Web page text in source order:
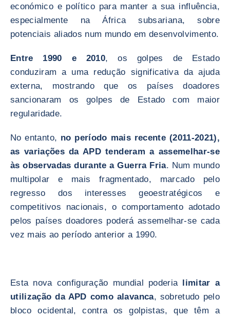
económico e político para manter a sua influência,
especialmente na África subsariana, sobre
potenciais aliados num mundo em desenvolvimento.
Entre 1990 e 2010, os golpes de Estado
conduziram a uma redução significativa da ajuda
externa, mostrando que os países doadores
sancionaram os golpes de Estado com maior
regularidade.
No entanto, no período mais recente (2011-2021),
as variações da APD tenderam a assemelhar-se
às observadas durante a Guerra Fria. Num mundo
multipolar e mais fragmentado, marcado pelo
regresso dos interesses geoestratégicos e
competitivos nacionais, o comportamento adotado
pelos países doadores poderá assemelhar-se cada
vez mais ao período anterior a 1990.
Esta nova configuração mundial poderia limitar a
utilização da APD como alavanca, sobretudo pelo
bloco ocidental, contra os golpistas, que têm a